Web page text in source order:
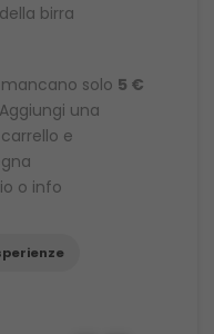
birra
solo 5 €
una
e
o info